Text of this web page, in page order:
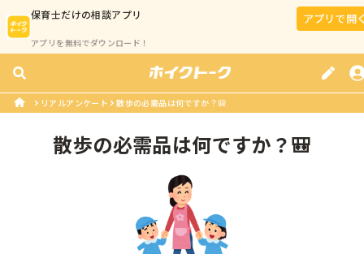
保育士だけの相談アプリ
アプリを無料でダウンロード！
アプリで開
リアルアンケート 散歩の必需品は何ですか？🎒
散歩の必需品は何ですか？🎒